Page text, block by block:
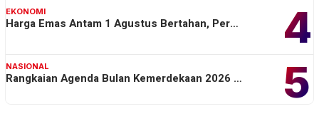
4
EKONOMI
Harga Emas Antam 1 Agustus Bertahan, Per…
5
NASIONAL
Rangkaian Agenda Bulan Kemerdekaan 2026 …